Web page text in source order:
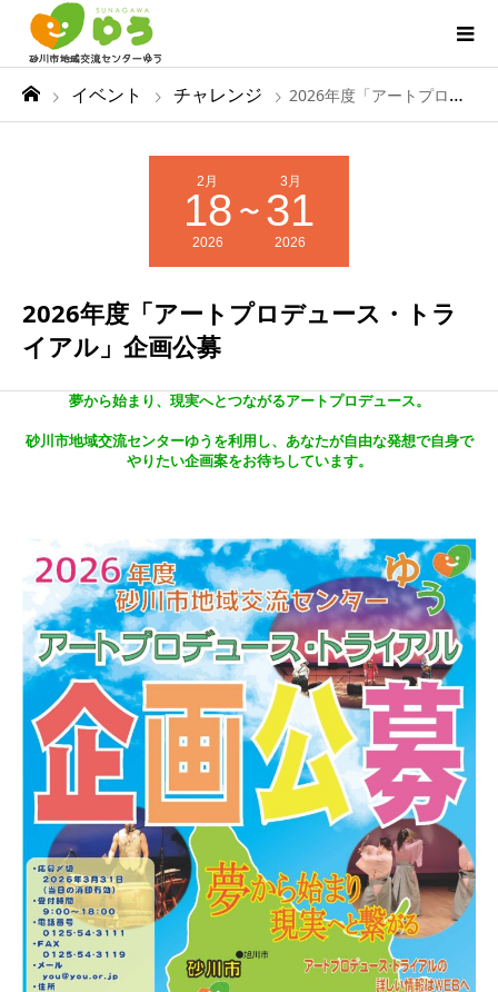
イベント チャレンジ 2026年度「アートプロデュース・トライアル」企画公募
2月
18
2026
〜
3月
31
2026
2026年度「アートプロデュース・トラ
イアル」企画公募
夢から始まり、現実へとつながるアートプロデュース。
砂川市地域交流センターゆうを利用し、あなたが自由な発想で自身で
やりたい企画案をお待ちしています。